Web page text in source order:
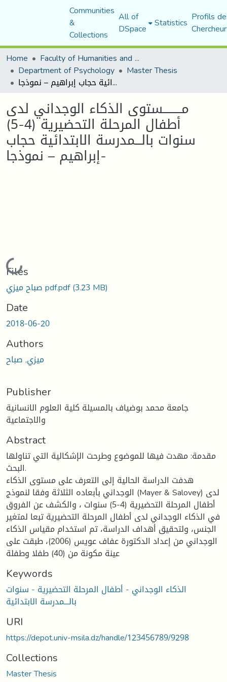
Communities
&
Collections
All of
DSpace Statistics Profils
Home
Faculty of Humanities and Social Sciences
Department of Psychology Master Thesis
مـــــــــستوى الذكاء الوجداني لدى أطفال المرحلة التحضيرية (4-5) سنوات بالـــمدرسة الابتدائية حجاب إبراهيم – نموذجا-
مـــــــــستوى الذكاء الوجداني لدى
أطفال المرحلة التحضيرية (4-5)
سنوات بالـــمدرسة الابتدائية حجاب
إبراهيم – نموذجا-
Loading...
Files
صباح ميزي pdf.pdf(3.23 MB)
Date
2018-06-20
Authors
ميزي, صباح
Publisher
جامعة محمد بوضياف بالمسيلة كلية العلوم الانسانية
والاجتماعية
Abstract
مقدمة: مهدت فيها للموضوع وطرحت الإشكالية التي تناولها
البحث.
هدفت الدراسة الحالية إلى التعرف على مستوى الذكاء
الوجداني بأبعاده الثلاثة وفقا لنموذج (Mayer & Salovey) لدى
أطفال المرحلة التحضيرية (4-5) سنوات ، والكشف عن الفروق
في الذكاء الوجداني لدى أطفال المرحلة التحضيرية تبعا لمتغير
الجنس، ولتحقيق أهداف الدراسة، تم استخدام مقياس الذكاء
الوجداني من إعداد الدكتورة عفاف عويس (2006)، طبقت على
عينة مكونة من (40) طفلا وطفلة
Keywords
الذكاء الوجداني - أطفال المرحلة التحضيرية - سنوات
بالـــمدرسة الابتدائية
URI
https://depot.univ-msila.dz/handle/123456789/9298
Collections
Master Thesis